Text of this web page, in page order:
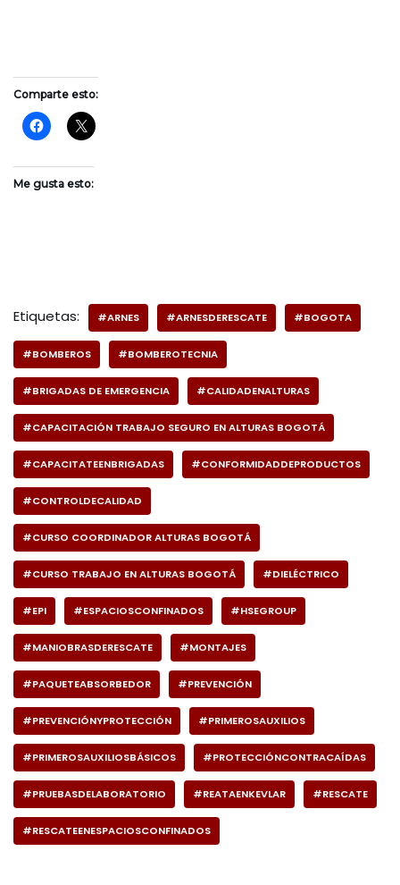
Comparte esto:
Me gusta esto:
Etiquetas: #ARNES #ARNESDERESCATE #BOGOTA
#BOMBEROS #BOMBEROTECNIA
#BRIGADAS DE EMERGENCIA #CALIDADENALTURAS
#CAPACITACIÓN TRABAJO SEGURO EN ALTURAS BOGOTÁ
#CAPACITATEENBRIGADAS #CONFORMIDADDEPRODUCTOS
#CONTROLDECALIDAD
#CURSO COORDINADOR ALTURAS BOGOTÁ
#CURSO TRABAJO EN ALTURAS BOGOTÁ #DIELÉCTRICO
#EPI #ESPACIOSCONFINADOS #HSEGROUP
#MANIOBRASDERESCATE #MONTAJES
#PAQUETEABSORBEDOR #PREVENCIÓN
#PREVENCIÓNYPROTECCIÓN #PRIMEROSAUXILIOS
#PRIMEROSAUXILIOSBÁSICOS #PROTECCIÓNCONTRACAÍDAS
#PRUEBASDELABORATORIO #REATAENKEVLAR #RESCATE
#RESCATEENESPACIOSCONFINADOS